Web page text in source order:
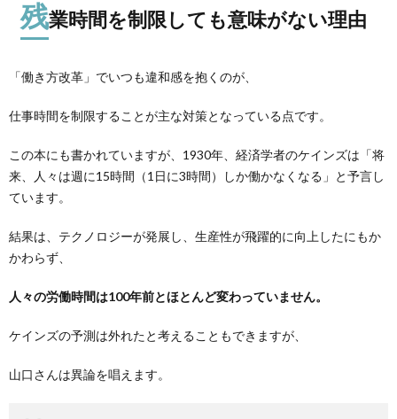
残業時間を制限しても意味がない理由
「働き方改革」でいつも違和感を抱くのが、
仕事時間を制限することが主な対策となっている点です。
この本にも書かれていますが、1930年、経済学者のケインズは「将
来、人々は週に15時間（1日に3時間）しか働かなくなる」と予言し
ています。
結果は、テクノロジーが発展し、生産性が飛躍的に向上したにもか
かわらず、
人々の労働時間は100年前とほとんど変わっていません。
ケインズの予測は外れたと考えることもできますが、
山口さんは異論を唱えます。